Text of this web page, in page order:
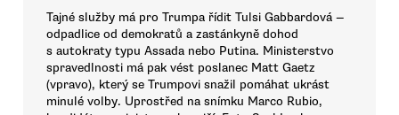
Tajné služby má pro Trumpa řídit Tulsi Gabbardová —
odpadlice od demokratů a zastánkyně dohod
s autokraty typu Assada nebo Putina. Ministerstvo
spravedlnosti má pak vést poslanec Matt Gaetz
(vpravo), který se Trumpovi snažil pomáhat ukrást
minulé volby. Uprostřed na snímku Marco Rubio,